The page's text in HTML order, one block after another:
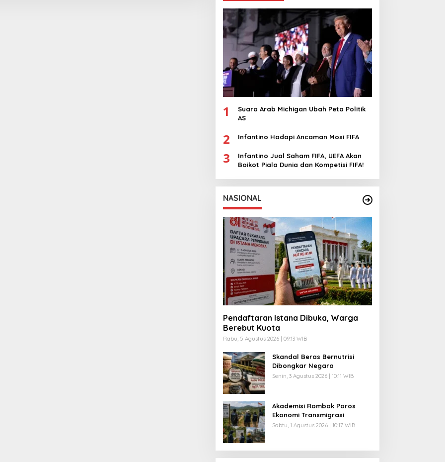
1
Suara Arab Michigan Ubah Peta Politik
AS
2 Infantino Hadapi Ancaman Mosi FIFA
3
Infantino Jual Saham FIFA, UEFA Akan
Boikot Piala Dunia dan Kompetisi FIFA!
NASIONAL
Pendaftaran Istana Dibuka, Warga
Berebut Kuota
Rabu, 5 Agustus 2026 | 09:13 WIB
Skandal Beras Bernutrisi
Dibongkar Negara
Senin, 3 Agustus 2026 | 10:11 WIB
Akademisi Rombak Poros
Ekonomi Transmigrasi
Sabtu, 1 Agustus 2026 | 10:17 WIB